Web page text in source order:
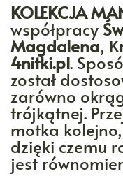
KOLEKCJA
współpracy
Magdalena, K
4nitki.pl.
został
zarówno
trójkątnej.
motka
dzięki czemu
jest